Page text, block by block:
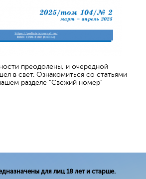
преодолены, и очередной
в свет. Ознакомиться со статьями
разделе "Свежий номер"
для лиц 18 лет и старше.